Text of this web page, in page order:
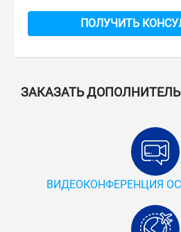
ПОЛУЧИТЬ
ЗАКАЗАТЬ
ВИДЕОКОНФЕРЕНЦИЯ